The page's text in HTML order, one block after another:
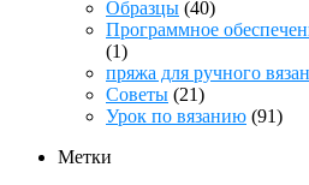
Образцы (40)
Программное
(1)
пряжа для ручного
Советы (21)
Урок по вязанию (91)
Метки